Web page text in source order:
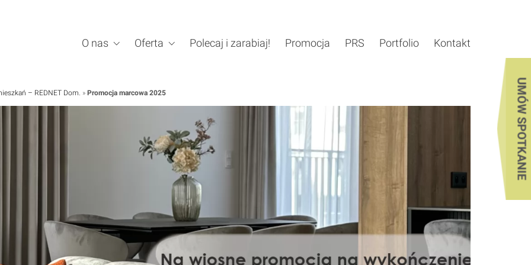
UMÓW SPOTKANIE
O nas Oferta Polecaj i zarabiaj! Promocja PRS Portfolio Kontakt
– REDNET Dom. » Promocja marcowa 2025